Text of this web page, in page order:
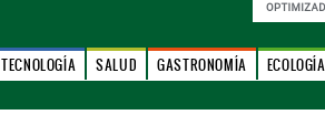
TECNOLOGÍA SALUD GASTRONOMÍA ECOLOGÍA